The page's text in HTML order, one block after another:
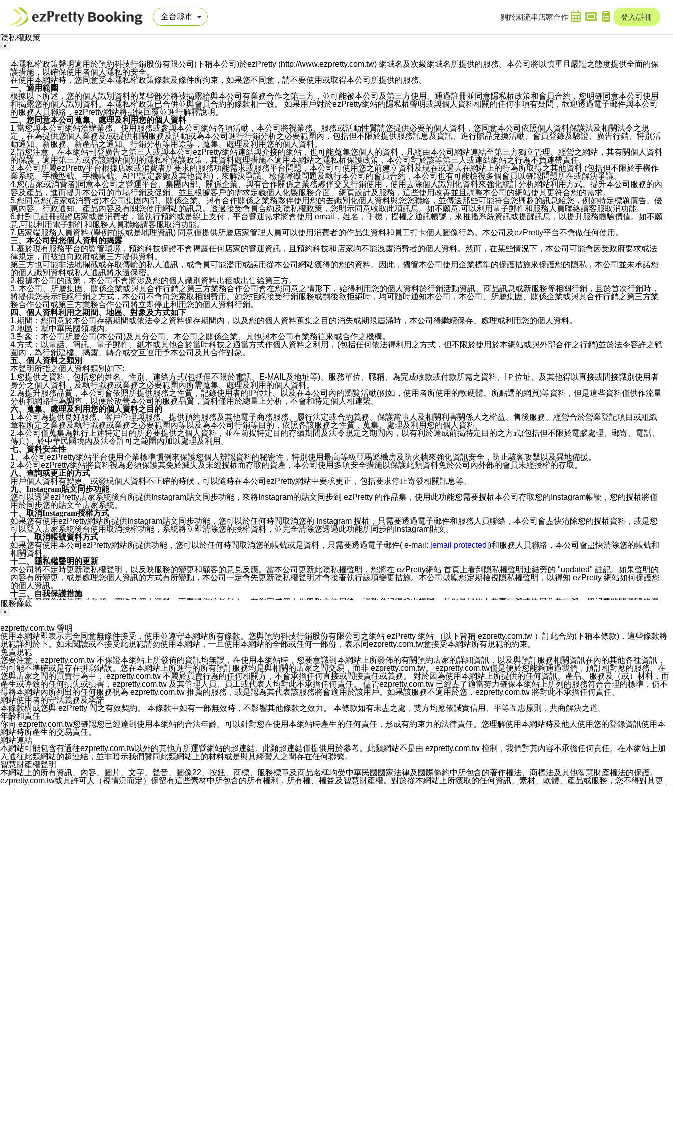
關於潮流串 店家合作 登入/註冊
隱私權政策
×
本隱私權政策聲明適用於預約科技行銷股份有限公司(下稱本公司)於ezPretty (http://www.ezpretty.com.tw) 網域名及次級網域名所提供的服務。本公司將以慎重且嚴謹之態度提供全面的保
護措施，以確保使用者個人隱私的安全。
在使用本網站時，您同意受本隱私權政策條款及條件所拘束，如果您不同意，請不要使用或取得本公司所提供的服務。
一、適用範圍
根據以下所述，您的個人識別資料的某些部分將被揭露給與本公司有業務合作之第三方，並可能被本公司及第三方使用。通過註冊並同意隱私權政策和會員合約，您明確同意本公司使用
和揭露您的個人識別資料。本隱私權政策已合併並與會員合約的條款相一致。 如果用戶對於ezPretty網站的隱私權聲明或與個人資料相關的任何事項有疑問，歡迎透過電子郵件與本公司
的服務人員聯絡，ezPretty網站將盡快回覆並進行解釋說明。
二、您同意本公司蒐集、處理及利用您的個人資料
1.當您與本公司網站洽辦業務、使用服務或參與本公司網站各項活動，本公司將視業務、服務或活動性質請您提供必要的個人資料，您同意本公司依照個人資料保護法及相關法令之規
定，在為提供您個人業務及/或提供相關服務及活動或為本公司進行行銷分析之必要範圍內，包括但不限於提供服務訊息及資訊、進行贈品兌換活動、會員登錄及驗證、廣告行銷、特別活
動通知、新服務、新產品之通知、行銷分析等用途等，蒐集、處理及利用您的個人資料。
2.請您注意，在本網站刊登廣告之第三人或與本公司ezPretty網站連結與介接的網站，也可能蒐集您個人的資料，凡經由本公司網站連結至第三方獨立管理、經營之網站，其有關個人資料
的保護，適用第三方或各該網站個別的隱私權保護政策，其資料處理措施不適用本網站之隱私權保護政策，本公司對於該等第三人或連結網站之行為不負連帶責任。
3.本公司所屬ezPretty平台根據店家或消費者所要求的服務功能需求或服務平台問題，本公司可使用您之前建立資料及現在或過去在網站上的行為所取得之其他資料 (包括但不限於手機作
業系統、手機型號、手機帳號、APP設定參數及其他資料)，來解決爭議、檢修障礙問題及執行本公司的會員合約，本公司也有可能檢視多個會員以確認問題所在或解決爭議。
4.您(店家或消費者)同意本公司之營運平台、集團內部、關係企業、與有合作關係之業務夥伴交叉行銷使用，使用去除個人識別化資料來強化統計分析網站利用方式、提升本公司服務的內
容及產品，進而提升本公司的市場行銷及促銷、並且根據客戶的需求定義個人化製服務介面、網頁設計及服務，這些使用改善並且調整本公司的網站使其更符合您的需求。
5.您同意您(店家或消費者)本公司集團內部、關係企業、與有合作關係之業務夥伴使用您的去識別化個人資料與您您聯絡，並傳送那些可能符合您興趣的訊息給您，例如特定標題廣告、優
惠內容、行政通知、產品內容及有關您使用網站的訊息。透過接受會員合約及隱私權政策，您明示同意收取此項訊息。如不願意,可以利用電子郵件和服務人員聯絡請客服取消功能。
6.針對已註冊認證店家或是消費者，當執行預約或是線上支付，平台營運需求將會使用 email，姓名，手機，授權之通訊帳號，來推播系統資訊或提醒訊息，以提升服務體驗價值。如不願
意,可以利用電子郵件和服務人員聯絡請客服取消功能。
7.店家端服務人員資料 (舉例拍照或是地理資訊) 同意僅提供所屬店家管理人員可以使用消費者的作品集資料和員工打卡個人圖像行為。本公司及ezPretty平台不會做任何使用。
三、本公司對您個人資料的揭露
1.基於現有服務平台的監管環境，預約科技保證不會揭露任何店家的營運資訊，且預約科技和店家均不能洩露消費者的個人資料。然而，在某些情況下，本公司可能會因受政府要求或法
律規定，而被迫向政府或第三方提供資料。
第三方也可能非法地攔截或存取傳輸的私人通訊，或會員可能濫用或誤用從本公司網站獲得的您的資料。因此，儘管本公司使用企業標準的保護措施來保護您的隱私，本公司並未承諾您
的個人識別資料或私人通訊將永遠保密。
2.根據本公司的政策，本公司不會將涉及您的個人識別資料出租或出售給第三方。
3. 本公司、所屬集團、關係企業或與其合作行銷之第三方業務合作公司會在您同意之情形下，始得利用您的個人資料於行銷活動資訊、商品訊息或新服務等相關行銷，且於首次行銷時，
將提供您表示拒絕行銷之方式，本公司不會向您索取相關費用。如您拒絕接受行銷服務或嗣後欲拒絕時，均可隨時通知本公司，本公司、所屬集團、關係企業或與其合作行銷之第三方業
務合作公司或第三方業務合作公司將立即停止利用您的個人資料行銷。
四、個人資料利用之期間、地區、對象及方式如下
1.期間：您同意於本公司存續期間或依法令之資料保存期間內，以及您的個人資料蒐集之目的消失或期限屆滿時，本公司得繼續保存、處理或利用您的個人資料。
2.地區：就中華民國領域內。
3.對象：本公司所屬公司(本公司)及其分公司、本公司之關係企業、其他與本公司有業務往來或合作之機構。
4.方式：以電話、簡訊、電子郵件、紙本或其他合於當時科技之適當方式作個人資料之利用，(包括任何依法得利用之方式，但不限於使用於本網站或與外部合作之行銷)並於法令容許之範
圍內，為行銷建檔、揭露、轉介或交互運用予本公司及其合作對象。
五、個人資料之類別
本聲明所指之個人資料類別如下:
1.您提供之資料，包括您的姓名、性別、連絡方式(包括但不限於電話、E-MAIL及地址等)、服務單位、職稱、為完成收款或付款所需之資料、IＰ位址、及其他得以直接或間接識別使用者
身分之個人資料，及執行職務或業務之必要範圍內所需蒐集、處理及利用的個人資料。
2.為提升服務品質，本公司會依照所提供服務之性質，記錄使用者的IP位址、以及在本公司內的瀏覽活動(例如，使用者所使用的軟硬體、所點選的網頁)等資料，但是這些資料僅供作流量
分析和網路行為調查，以便於改善本公司的服務品質，資料僅用於總量上分析，不會和特定個人相連繫。
六、蒐集、處理及利用您的個人資料之目的
1.本公司為提供良好服務、客戶管理與服務、提供預約服務及其他電子商務服務、履行法定或合約義務、保護當事人及相關利害關係人之權益、售後服務、經營合於營業登記項目或組織
章程所定之業務及執行職務或業務之必要範圍內等以及為本公司行銷等目的，依照各該服務之性質，蒐集、處理及利用您的個人資料。
2.本公司僅蒐集為執行上述特定目的所必要提供之個人資料，並在前揭特定目的存續期間及法令規定之期間內，以有利於達成前揭特定目的之方式(包括但不限於電腦處理、郵寄、電話、
傳真)，於中華民國境內及法令許可之範圍內加以處理及利用。
七、資料安全性
1、本公司ezPretty網站平台使用企業標準慣例來保護您個人辨認資料的秘密性，特別使用最高等級亞馬遜機房及防火牆來強化資訊安全，防止駭客攻擊以及異地備援。
2.本公司ezPretty網站將資料視為必須保護其免於滅失及未經授權而存取的資產，本公司使用多項安全措施以保護此類資料免於公司內外部的會員未經授權的存取。
八、查詢或更正的方式
用戶個人資料有變更、或發現個人資料不正確的時候，可以隨時在本公司ezPretty網站中要求更正，包括要求停止寄發相關訊息等。
九、Instagram貼文同步功能
您可以透過ezPretty店家系統後台所提供Instagram貼文同步功能，來將Instagram的貼文同步到 ezPretty 的作品集，使用此功能您需要授權本公司存取您的Instagram帳號，您的授權將僅
用於同步您的貼文至店家系統。
十、取消Instagram授權方式
如果您有使用ezPretty網站所提供Instagram貼文同步功能，您可以於任何時間取消您的 Instagram 授權，只需要透過電子郵件和服務人員聯絡，本公司會盡快清除您的授權資料，或是您
可以登入店家系統後台使用取消授權功能，系統將立即清除您的授權資料，並完全清除您透過此功能所同步的Instagram貼文。
十一、取消帳號資料方式
如果您有使用本公司ezPretty網站所提供功能，您可以於任何時間取消您的帳號或是資料，只需要透過電子郵件( e-mail: [email protected])和服務人員聯絡，本公司會盡快清除您的帳號和
相關資料。
十二、隱私權聲明的更新
本公司將不定時更新隱私權聲明，以反映服務的變更和顧客的意見反應。當本公司更新此隱私權聲明，您將在 ezPretty網站 首頁上看到隱私權聲明連結旁的 "updated" 註記。如果聲明的
內容有所變更，或是處理您個人資訊的方式有所變動，本公司一定會先更新隱私權聲明才會接著執行該項變更措施。本公司鼓勵您定期檢視隱私權聲明，以得知 ezPretty 網站如何保護您
的個人資訊。
十三、自我保護措施
請妥善保管您的使用者名稱、密碼及個人資料，不要提供給任何人。在您完成個人化服務之使用後，請務必記得登出帳號。若您是與他人共享電腦或使用公共電腦，切記要關閉瀏覽器視
窗，以防止他人讀取您的個人資料、信件或進入所機關管理區。
您同意本公司網站，透過您所提供的郵件地址與您取得聯絡並傳送或宣傳本網站各項服務之資料或電子郵件供您參考。您能依照該資料或電子郵件所指示之方法、說明或功能連結，隨時
停止接收這些資料或電子郵件。
十五、訊息通知
本公司/本服務將以通知型訊息傳送重要訊息給您。即使未加入本公司/本服務好友，您仍可接收到通知型訊息。
本公司/本服務傳送之通知型訊息以對您有效且重要的訊息為限，以廣告或其他目的的訊息皆不會被傳送。滿足以下三個條件者，將可收到通知型訊息。
1.LINE 帳號設定的電話號碼與本公司/本服務所傳來的電話號碼比對相符。
2.該 LINE 帳號已在 LINE APP 設定中，同意接收通知型訊息。
3.LINE 帳號未封鎖傳送訊息之 LINE 官方帳號。
欲變更通知型訊息的設定，操作如下：
1.點選「主頁」＞「設定」
2.點選「隱私設定」
3.點選「提供使用資料」
4.點選「LINE通知型訊息」
5.開關「接收LINE通知型訊息」
❗️關閉「接收通知型訊息」後，將不會接收到來自任何企業官方帳號或認證官方帳號的通知型訊息。
服務條款
×
ezpretty.com.tw 聲明
使用本網站即表示完全同意無條件接受，使用並遵守本網站所有條款。您與預約科技行銷股份有限公司之網站 ezPretty 網站 （以下皆稱 ezpretty.com.tw ）訂此合約(下稱本條款)，這些條款將
規範詳列於下。如未閱讀或不接受此規範請勿使用本網站，一旦使用本網站的全部或任何一部份，表示同ezpretty.com.tw意接受本網站所有規範的約束。
免責規範
您要注意，ezpretty.com.tw 不保證本網站上所發佈的資訊均無誤，在使用本網站時，您要意識到本網站上所發佈的有關預約店家的詳細資訊，以及與預訂服務相關資訊在內的其他各種資訊，
均可能不準確或是存在拼寫錯誤。您在本網站上所進行的所有預訂服務均是與相關的店家之間交易，而非 ezpretty.com.tw。 ezpretty.com.tw僅是便於您能夠通過我們，預訂相對應的服務。在
您與店家之間的買賣行為中， ezpretty.com.tw 不屬於買賣行為的任何相關方，不會承擔任何直接或間接責任或義務。 對於因為使用本網站上所提供的任何資訊、產品、服務及（或）材料，而
產生或導致的任何損失或損害，ezpretty.com.tw 及其管理人員、員工或代表人均對此不承擔任何責任。 儘管ezpretty.com.tw 已經盡了適當努力確保本網站上所列的服務符合合理的標準，仍不
得將本網站內所列出的任何服務視為 ezpretty.com.tw 推薦的服務，或是認為其代表該服務將會適用於該用戶。如果該服務不適用於您，ezpretty.com.tw 將對此不承擔任何責任。
網站使用者的守法義務及承諾
本條款構成您與 ezPretty 間之有效契約。 本條款中如有一部無效時，不影響其他條款之效力。 本條款如有未盡之處，雙方均應依誠實信用、平等互惠原則，共商解決之道。
年齡和責任
你向 ezpretty.com.tw您確認您已經達到使用本網站的合法年齡。可以針對您在使用本網站時產生的任何責任，形成有約束力的法律責任。您理解使用本網站時及他人使用您的登錄資訊使用本
網站時所產生的交易責任。
網站連結
本網站可能包含有通往ezpretty.com.tw以外的其他方所運營網站的超連結。此類超連結僅提供用於參考。此類網站不是由 ezpretty.com.tw 控制，我們對其內容不承擔任何責任。在本網站上加
入通往此類網站的超連結，並非暗示我們贊同此類網站上的材料或是與其經營人之間存在任何聯繫。
智慧財產權聲明
本網站上的所有資訊、內容、圖片、文字、聲音、圖像22、按鈕、商標、服務標章及商品名稱均受中華民國國家法律及國際條約中所包含的著作權法、商標法及其他智慧財產權法的保護。
ezpretty.com.tw或其許可人（視情況而定）保留有這些素材中所包含的所有權利，所有權、權益及智慧財產權。對於從本網站上所獲取的任何資訊、素材、軟體、產品或服務，您不得對其更